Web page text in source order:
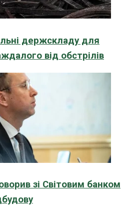
держскладу для
від обстрілів
зі Світовим банком